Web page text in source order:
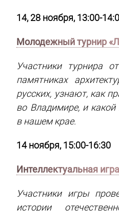
14, 28 ноября, 13:00-
Молодежный турнир
Участники турнира
памятниках
русских, узнают, как
во Владимире, и
в нашем крае.
14 ноября, 15:00-16:30
Интеллектуальная
Участники игры
истории